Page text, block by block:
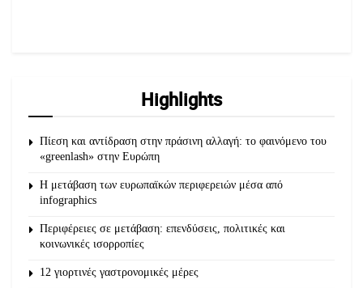
Highlights
Πίεση και αντίδραση στην πράσινη αλλαγή: το φαινόμενο του
«greenlash» στην Ευρώπη
Η μετάβαση των ευρωπαϊκών περιφερειών μέσα από
infographics
Περιφέρειες σε μετάβαση: επενδύσεις, πολιτικές και
κοινωνικές ισορροπίες
12 γιορτινές γαστρονομικές μέρες